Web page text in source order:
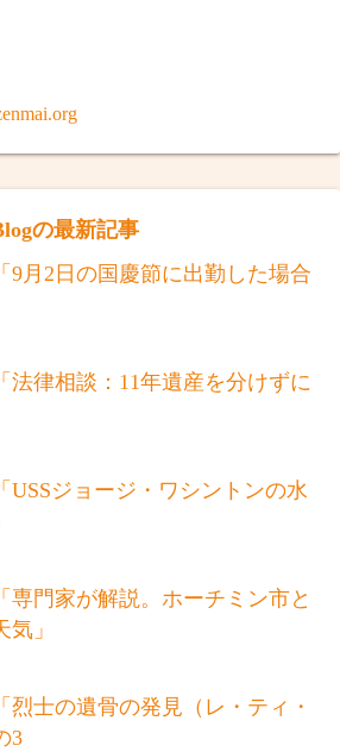
の最新記事
9月2日の国慶節に出勤した場合
法律相談：11年遺産を分けずに
USSジョージ・ワシントンの水
専門家が解説。ホーチミン市と
」
烈士の遺骨の発見（レ・ティ・
3